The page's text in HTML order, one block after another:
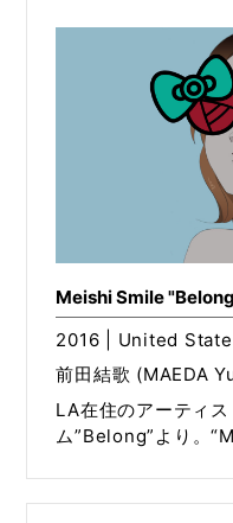
Meishi Smile
2016 | United
前田結歌 (MAEDA
LA在住のアーティ
ム”Belong”より。